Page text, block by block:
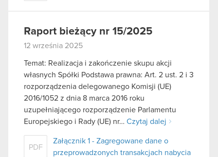
Raport bieżący nr 15/2025
12 września 2025
Temat: Realizacja i zakończenie skupu akcji
własnych Spółki Podstawa prawna: Art. 2 ust. 2 i 3
rozporządzenia delegowanego Komisji (UE)
2016/1052 z dnia 8 marca 2016 roku
uzupełniającego rozporządzenie Parlamentu
Europejskiego i Rady (UE) nr… Czytaj dalej
PDF
Załącznik 1 - Zagregowane dane o
przeprowadzonych transakcjach nabycia